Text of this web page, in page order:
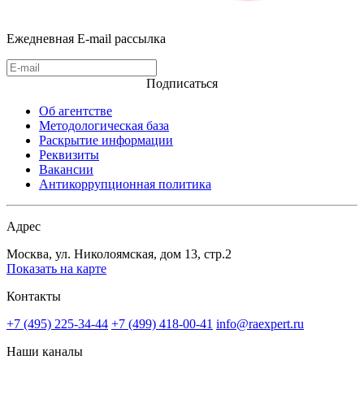
Ежедневная E-mail рассылка
Подписаться
Об агентстве
Методологическая база
Раскрытие информации
Реквизиты
Вакансии
Антикоррупционная политика
Адрес
Москва, ул. Николоямская, дом 13, стр.2
Показать на карте
Контакты
+7 (495) 225-34-44 +7 (499) 418-00-41 info@raexpert.ru
Наши каналы